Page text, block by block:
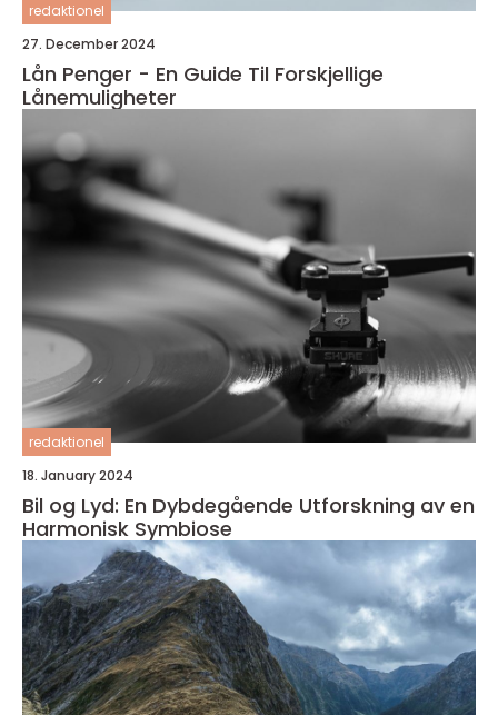
redaktionel
27. December 2024
Lån Penger - En Guide Til Forskjellige
Lånemuligheter
redaktionel
18. January 2024
Bil og Lyd: En Dybdegående Utforskning av en
Harmonisk Symbiose